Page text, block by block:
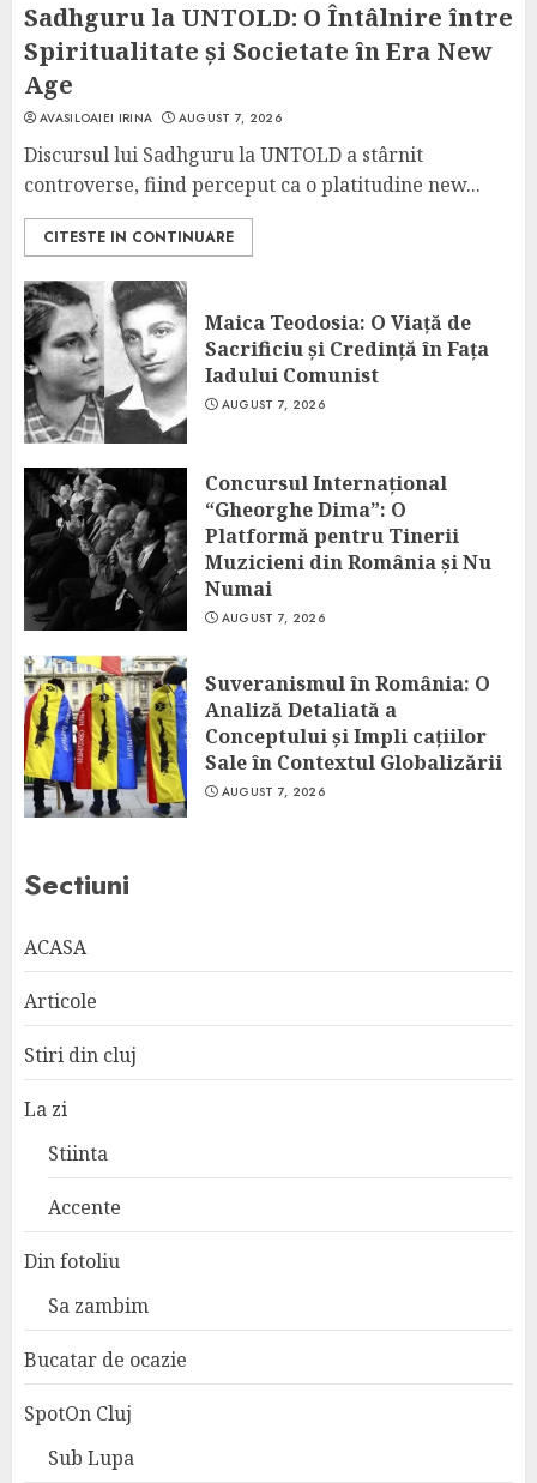
Sadhguru la UNTOLD: O Întâlnire între
Spiritualitate și Societate în Era New
Age
AVASILOAIEI IRINA AUGUST 7, 2026
Discursul lui Sadhguru la UNTOLD a stârnit
controverse, fiind perceput ca o platitudine new...
CITESTE IN CONTINUARE
Maica Teodosia: O Viață de
Sacrificiu și Credință în Fața
Iadului Comunist
AUGUST 7, 2026
Concursul Internațional
“Gheorghe Dima”: O
Platformă pentru Tinerii
Muzicieni din România și Nu
Numai
AUGUST 7, 2026
Suveranismul în România: O
Analiză Detaliată a
Conceptului și Impli cațiilor
Sale în Contextul Globalizării
AUGUST 7, 2026
Sectiuni
ACASA
Articole
Stiri din cluj
La zi
Stiinta
Accente
Din fotoliu
Sa zambim
Bucatar de ocazie
SpotOn Cluj
Sub Lupa